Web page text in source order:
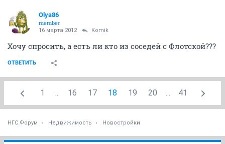
Olya86
member
16 марта 2012 Komik
Хочу спросить, а есть ли кто из соседей с Флотской???
ОТВЕТИТЬ
1 ... 16 17 18 19 20 ... 41
НГС.Форум Недвижимость Новостройки